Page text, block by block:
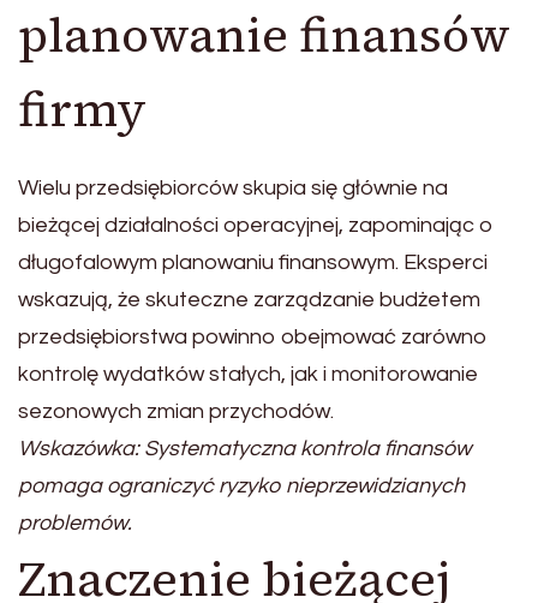
planowanie finansów
firmy
Wielu przedsiębiorców skupia się głównie na
bieżącej działalności operacyjnej, zapominając o
długofalowym planowaniu finansowym. Eksperci
wskazują, że skuteczne zarządzanie budżetem
przedsiębiorstwa powinno obejmować zarówno
kontrolę wydatków stałych, jak i monitorowanie
sezonowych zmian przychodów.
Wskazówka: Systematyczna kontrola finansów
pomaga ograniczyć ryzyko nieprzewidzianych
problemów.
Znaczenie bieżącej